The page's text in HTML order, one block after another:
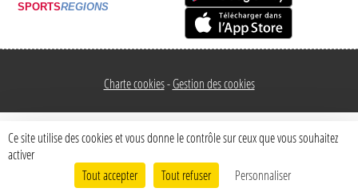
SPORTSREGIONS
Charte cookies Gestion des cookies
Envie de participer ? Connexion
Ce site utilise des cookies et vous donne le contrôle sur ceux que vous souhaitez
activer
Tout accepter
Tout refuser Personnaliser